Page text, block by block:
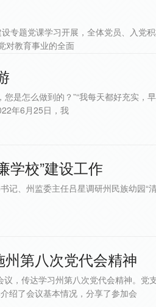
专题党课学习开展，全体党员、入党
对教育事业的全面
是怎么做到的？”“我每天都好充实，
年6月25日，我
学校”建设工作
州监委主任吕星调研州民族幼园“清
第八次党代会精神
，传达学习州第八次党代会精神。党
绍了会议基本情况，分享了参加会